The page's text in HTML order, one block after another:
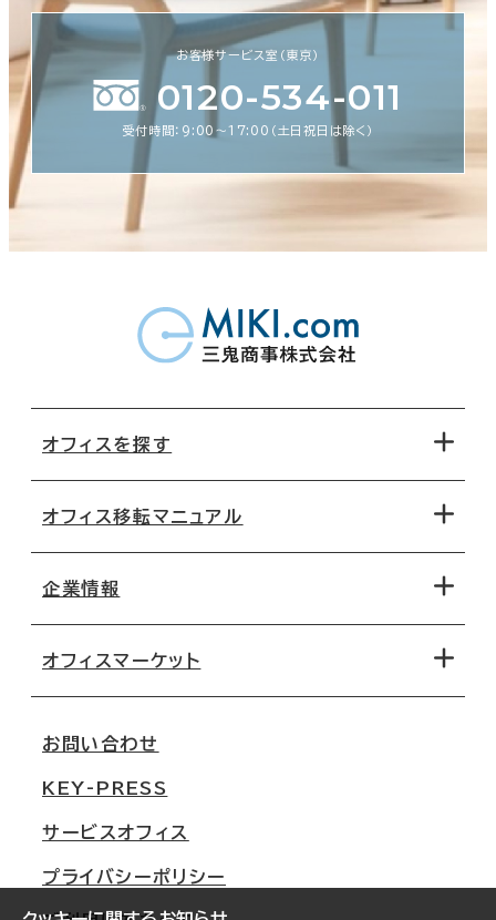
お客様サービス室（東京）
0120-534-011
受付時間：9:00〜17:00（土日祝日は除く）
オフィスを探す
地図から探す
路線・駅から探す
オフィス移転マニュアル
移転コストシミュレーション
移転スケジュール
オフィス移転Q&A
企業情報
オフィスマーケット
大阪
名古屋
札幌
お問い合わせ
KEY-PRESS
サービスオフィス
プライバシーポリシー